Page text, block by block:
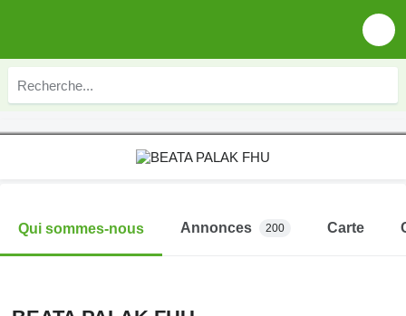
Qui sommes-nous Annonces 200 Carte